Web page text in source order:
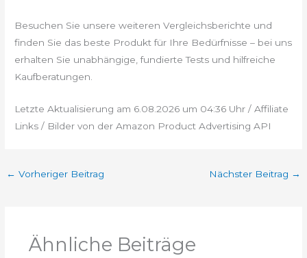
Besuchen Sie unsere weiteren Vergleichsberichte und
finden Sie das beste Produkt für Ihre Bedürfnisse – bei uns
erhalten Sie unabhängige, fundierte Tests und hilfreiche
Kaufberatungen.
Letzte Aktualisierung am 6.08.2026 um 04:36 Uhr / Affiliate
Links / Bilder von der Amazon Product Advertising API
← Vorheriger Beitrag Nächster Beitrag →
Ähnliche Beiträge